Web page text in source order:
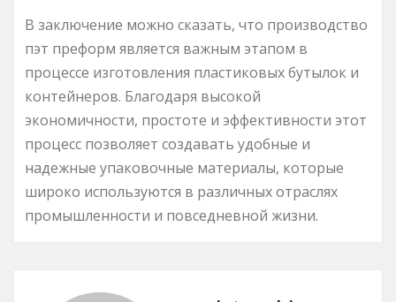
В заключение можно сказать, что производство
пэт преформ является важным этапом в
процессе изготовления пластиковых бутылок и
контейнеров. Благодаря высокой
экономичности, простоте и эффективности этот
процесс позволяет создавать удобные и
надежные упаковочные материалы, которые
широко используются в различных отраслях
промышленности и повседневной жизни.